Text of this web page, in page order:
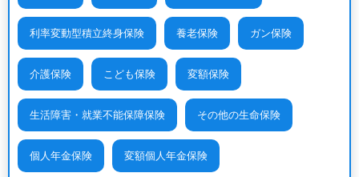
利率変動型積立終身保険 養老保険 ガン保険
介護保険 こども保険 変額保険
生活障害・就業不能保障保険 その他の生命保険
個人年金保険 変額個人年金保険